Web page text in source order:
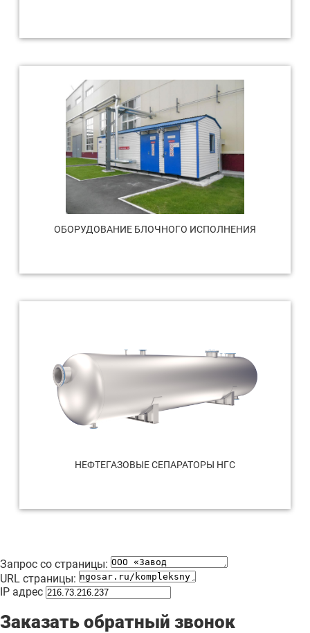
ОБОРУДОВАНИЕ БЛОЧНОГО ИСПОЛНЕНИЯ
НЕФТЕГАЗОВЫЕ СЕПАРАТОРЫ НГС
Запрос со страницы:
URL страницы:
IP адрес
Заказать обратный звонок